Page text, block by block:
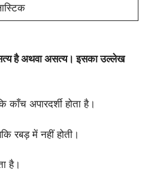
है अथवा असत्य। इसका उल्लेख
काँच अपारदर्शी होता है।
रबड़ में नहीं होती।
है।